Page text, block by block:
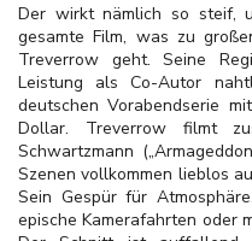
Der wirkt nämlich so steif,
gesamte Film, was zu
Treverrow geht. Seine
Leistung als Co-Autor
deutschen Vorabendserie
Dollar. Treverrow filmt
Schwartzmann
Szenen vollkommen lieblos
Sein Gespür für
epische Kamerafahrten oder